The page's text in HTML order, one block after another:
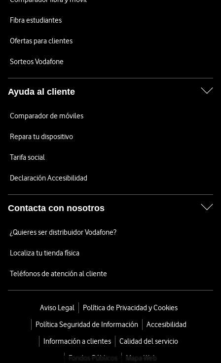
Fibra estudiantes
Ofertas para clientes
Sorteos Vodafone
Ayuda al cliente
Comparador de móviles
Repara tu dispositivo
Tarifa social
Declaración Accesibilidad
Contacta con nosotros
¿Quieres ser distribuidor Vodafone?
Localiza tu tienda física
Teléfonos de atención al cliente
Aviso Legal
Política de Privacidad y Cookies
Política Seguridad de Información
Accesibilidad
Información a clientes
Calidad del servicio
Fondos Públicos
Mapa Web